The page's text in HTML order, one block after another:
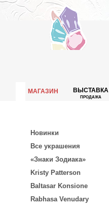
МАГАЗИН ВЫСТАВКА
ПРОДАЖА
Новинки
Все украшения
«Знаки Зодиака»
Kristy Patterson
Baltasar Konsione
Rabhasa Venudary